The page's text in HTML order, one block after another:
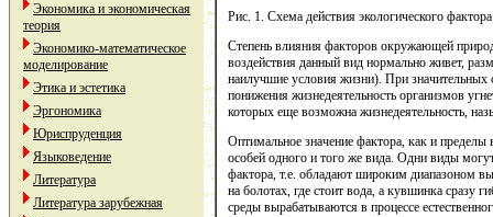
Экономика и экономическая
теория
Экономико-математическое
моделирование
Этика и эстетика
Эргономика
Юриспруденция
Языковедение
Литература
Литература зарубежная
Рис. 1. Схема действия экологического фактора
Степень влияния факторов окружающей
воздействия данный вид нормально живет,
наилучшие условия жизни). При
понижения жизнедеятельность организмов
которых еще возможна жизнедеятельность,
Оптимальное значение фактора, как и
особей одного и того же вида. Одни виды
фактора, т.е. обладают широким диапазоном
на болотах, где стоит вода, а кувшинка сразу
среды вырабатываются в процессе